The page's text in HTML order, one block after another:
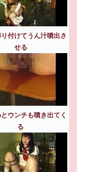
付けてうん汁噴出さ
せる
ウンチも噴き出てく
る